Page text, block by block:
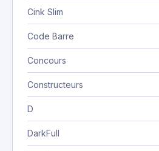
Cink Slim
Code Barre
Concours
Constructeurs
D
DarkFull